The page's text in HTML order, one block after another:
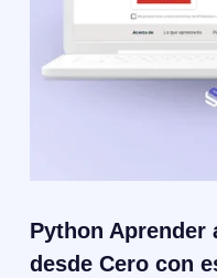
Python Aprender
desde Cero con